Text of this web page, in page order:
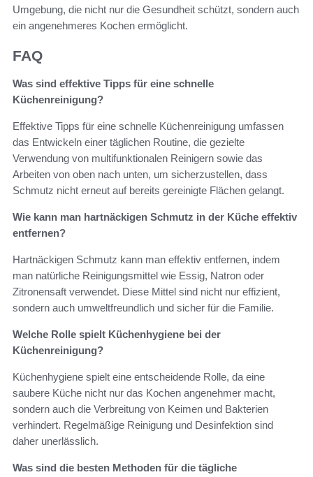
Umgebung, die nicht nur die Gesundheit schützt, sondern auch
ein angenehmeres Kochen ermöglicht.
FAQ
Was sind effektive Tipps für eine schnelle
Küchenreinigung?
Effektive Tipps für eine schnelle Küchenreinigung umfassen
das Entwickeln einer täglichen Routine, die gezielte
Verwendung von multifunktionalen Reinigern sowie das
Arbeiten von oben nach unten, um sicherzustellen, dass
Schmutz nicht erneut auf bereits gereinigte Flächen gelangt.
Wie kann man hartnäckigen Schmutz in der Küche effektiv
entfernen?
Hartnäckigen Schmutz kann man effektiv entfernen, indem
man natürliche Reinigungsmittel wie Essig, Natron oder
Zitronensaft verwendet. Diese Mittel sind nicht nur effizient,
sondern auch umweltfreundlich und sicher für die Familie.
Welche Rolle spielt Küchenhygiene bei der
Küchenreinigung?
Küchenhygiene spielt eine entscheidende Rolle, da eine
saubere Küche nicht nur das Kochen angenehmer macht,
sondern auch die Verbreitung von Keimen und Bakterien
verhindert. Regelmäßige Reinigung und Desinfektion sind
daher unerlässlich.
Was sind die besten Methoden für die tägliche